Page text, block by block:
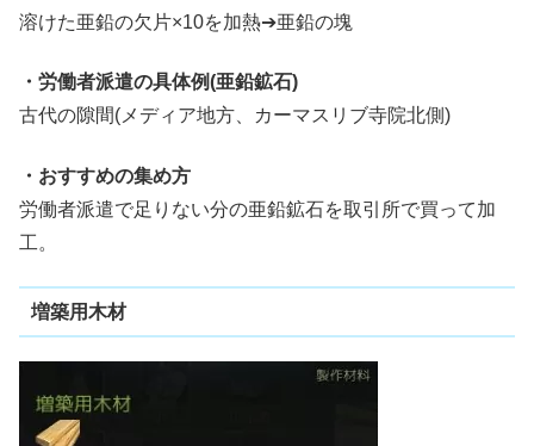
溶けた亜鉛の欠片×10を加熱➔亜鉛の塊
・労働者派遣の具体例(亜鉛鉱石)
古代の隙間(メディア地方、カーマスリブ寺院北側)
・おすすめの集め方
労働者派遣で足りない分の亜鉛鉱石を取引所で買って加
工。
増築用木材